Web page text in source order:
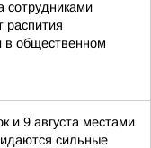
сотрудниками
распития
в общественном
и 9 августа местами
сильные